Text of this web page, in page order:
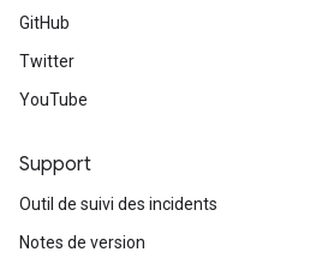
GitHub
Twitter
YouTube
Support
Outil de suivi des incidents
Notes de version